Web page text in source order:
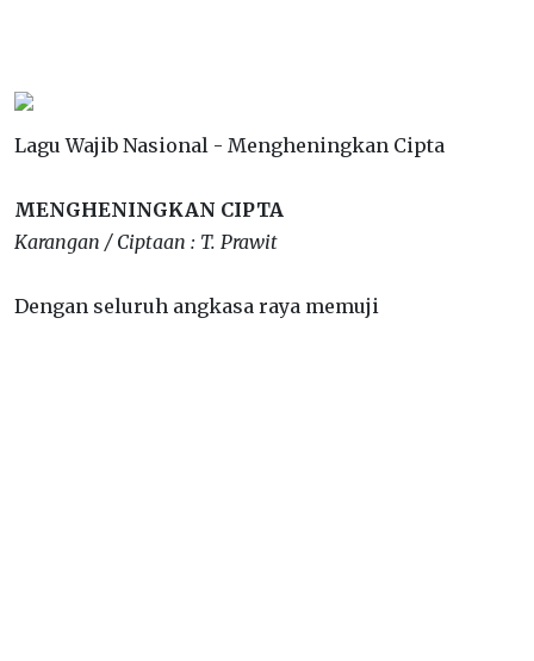
Lagu Wajib Nasional - Mengheningkan Cipta
MENGHENINGKAN CIPTA
Karangan / Ciptaan : T. Prawit
Dengan seluruh angkasa raya memuji